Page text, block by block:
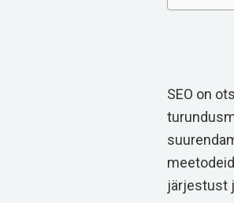
SEO on
järjestust